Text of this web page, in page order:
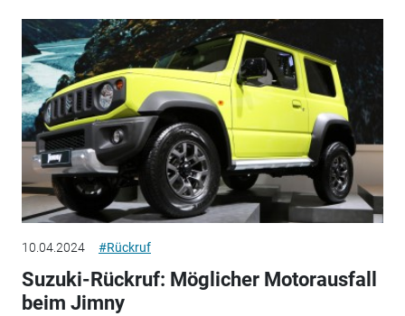
10.04.2024 #Rückruf
Suzuki-Rückruf: Möglicher Motorausfall
beim Jimny